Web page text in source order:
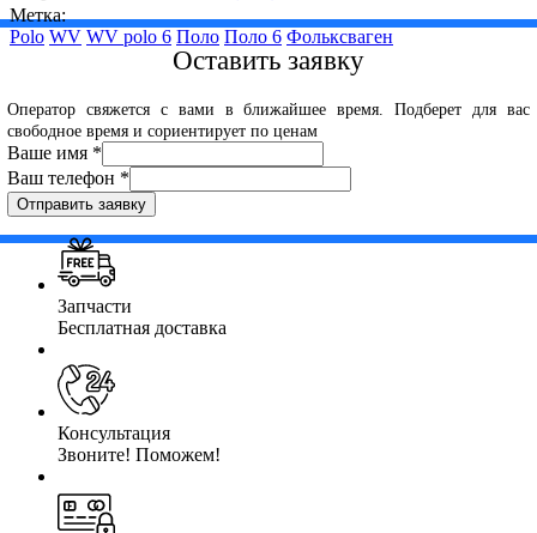
Метка:
Polo WV WV polo 6 Поло Поло 6 Фольксваген
Оставить заявку
Оператор свяжется с вами в ближайшее время. Подберет для вас
свободное время и сориентирует по ценам
Ваше имя *
Ваш телефон *
Отправить заявку
Запчасти
Бесплатная доставка
Консультация
Звоните! Поможем!